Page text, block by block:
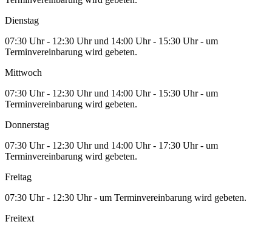
Dienstag
07:30 Uhr - 12:30 Uhr und 14:00 Uhr - 15:30 Uhr - um
Terminvereinbarung wird gebeten.
Mittwoch
07:30 Uhr - 12:30 Uhr und 14:00 Uhr - 15:30 Uhr - um
Terminvereinbarung wird gebeten.
Donnerstag
07:30 Uhr - 12:30 Uhr und 14:00 Uhr - 17:30 Uhr - um
Terminvereinbarung wird gebeten.
Freitag
07:30 Uhr - 12:30 Uhr - um Terminvereinbarung wird gebeten.
Freitext